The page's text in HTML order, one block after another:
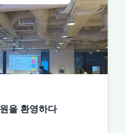
을 환영하다